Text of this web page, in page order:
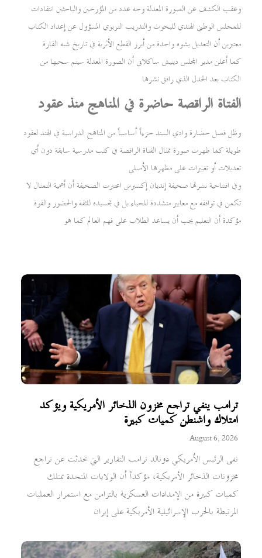
ترامب ينفي تراجع مخزون الذخائر الأمريكية ويؤكد
امتلاك واشنطن كميات كبيرة
August 6, 2026
نفى الرئيس الأمريكي دونالد ترامب التقارير التي تحدثت عن تراجع
مخزونات الذخائر الأمريكية، مؤكداً أن الولايات المتحدة تمتلك
كميات كبيرة من الإمدادات العسكرية بالتزامن مع استمرار العمليات
المرتبطة بالحرب الإسرائيلية الأمريكية على إيران
وعقب الكشف عن الصورة المعدلة وجه عدد من المؤرخين والباحثين انتقادات
للمجلس الوطني الهندي للبحوث والتدريب التربوي المسؤول عن إعداد الكتاب
معتبرين أن التعديل يشوه واحدة من أبرز القطع الأثرية في تاريخ شبه القارة
كما أعلن مدير المجلس دينيش ساكلاني أن الصورة المعدلة سيتم سحبها من
الكتاب بعد الجدل الذي رافق نشرها
الفتاة الراقصة حاضرة في المناهج منذ عقود
وظل فصل حضارة وادي السند جزءاً أساسياً من المناهج الدراسية في الهند لعقود
طويلة كما ظهرت صورة تمثال الفتاة الراقصة في كتب مدرسية سابقة دون أي
تعديلات أو تغييرات على مظهرها الأصلي
وفي افتتاحية نشرتها صحيفة إنديان إكسبرس اعتبرت الصحيفة أن أهمية التمثال لا
تكمن في توافقه مع معايير متشددة للحياء بل في تجسيده للثقة والحضور والقوة
مؤكدة أن التعليم يجب أن يساعد الطلاب على فهم العالم كما هو